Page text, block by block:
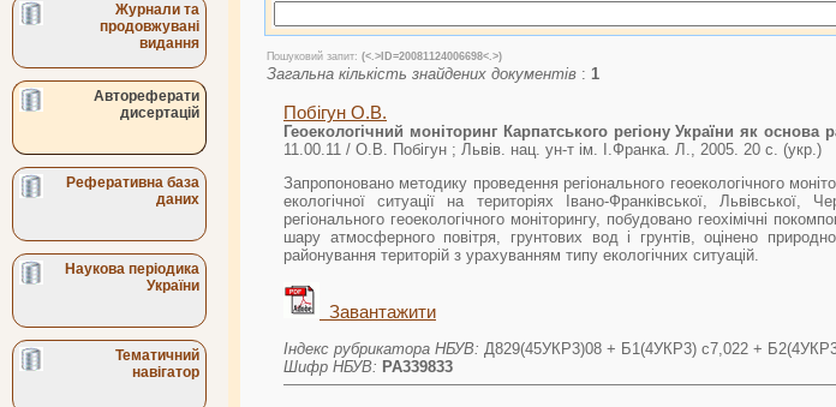
Журнали та
продовжувані
видання
Автореферати
дисертацій
Реферативна база
даних
Наукова періодика
України
Тематичний
навігатор
Пошуковий запит: (<.>ID=20081124006698<.>)
Загальна кількість знайдених документів : 1
Побігун О.В.
Геоекологічний моніторинг Карпатського регіону України як
11.00.11 / О.В. Побігун ; Львів. нац. ун-т ім. І.Франка. Л., 2005. 20 с. (укp.)
Запропоновано методику проведення регіонального геоекологічного
екологічної ситуації на територіях Івано-Франківської,
регіонального геоекологічного моніторингу, побудовано геохімічні
шару атмосферного повітря, грунтових вод і грунтів, оцінено
районування територій з урахуванням типу екологічних ситуацій.
Завантажити
Індекс рубрикатора НБУВ: Д829(45УКР3)08 + Б1(4УКР3) с7,022 +
Шифр НБУВ: РА339833